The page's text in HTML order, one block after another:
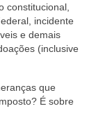
constitucional,
incidente
e demais
(inclusive
que
É sobre